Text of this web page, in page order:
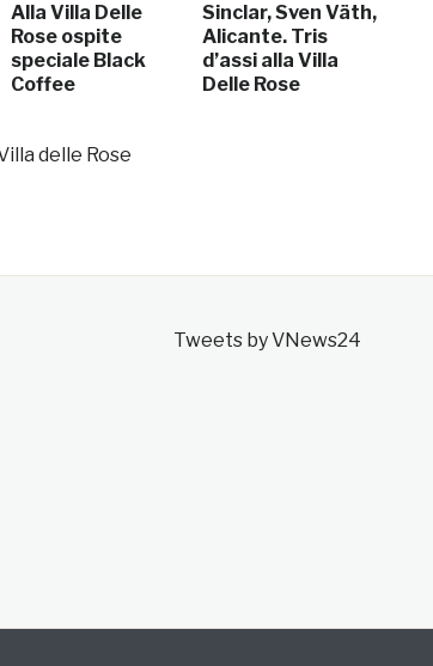
Alla Villa Delle
Rose ospite
speciale Black
Coffee
Sinclar, Sven Väth,
Alicante. Tris
d’assi alla Villa
Delle Rose
delle Rose
Tweets by VNews24